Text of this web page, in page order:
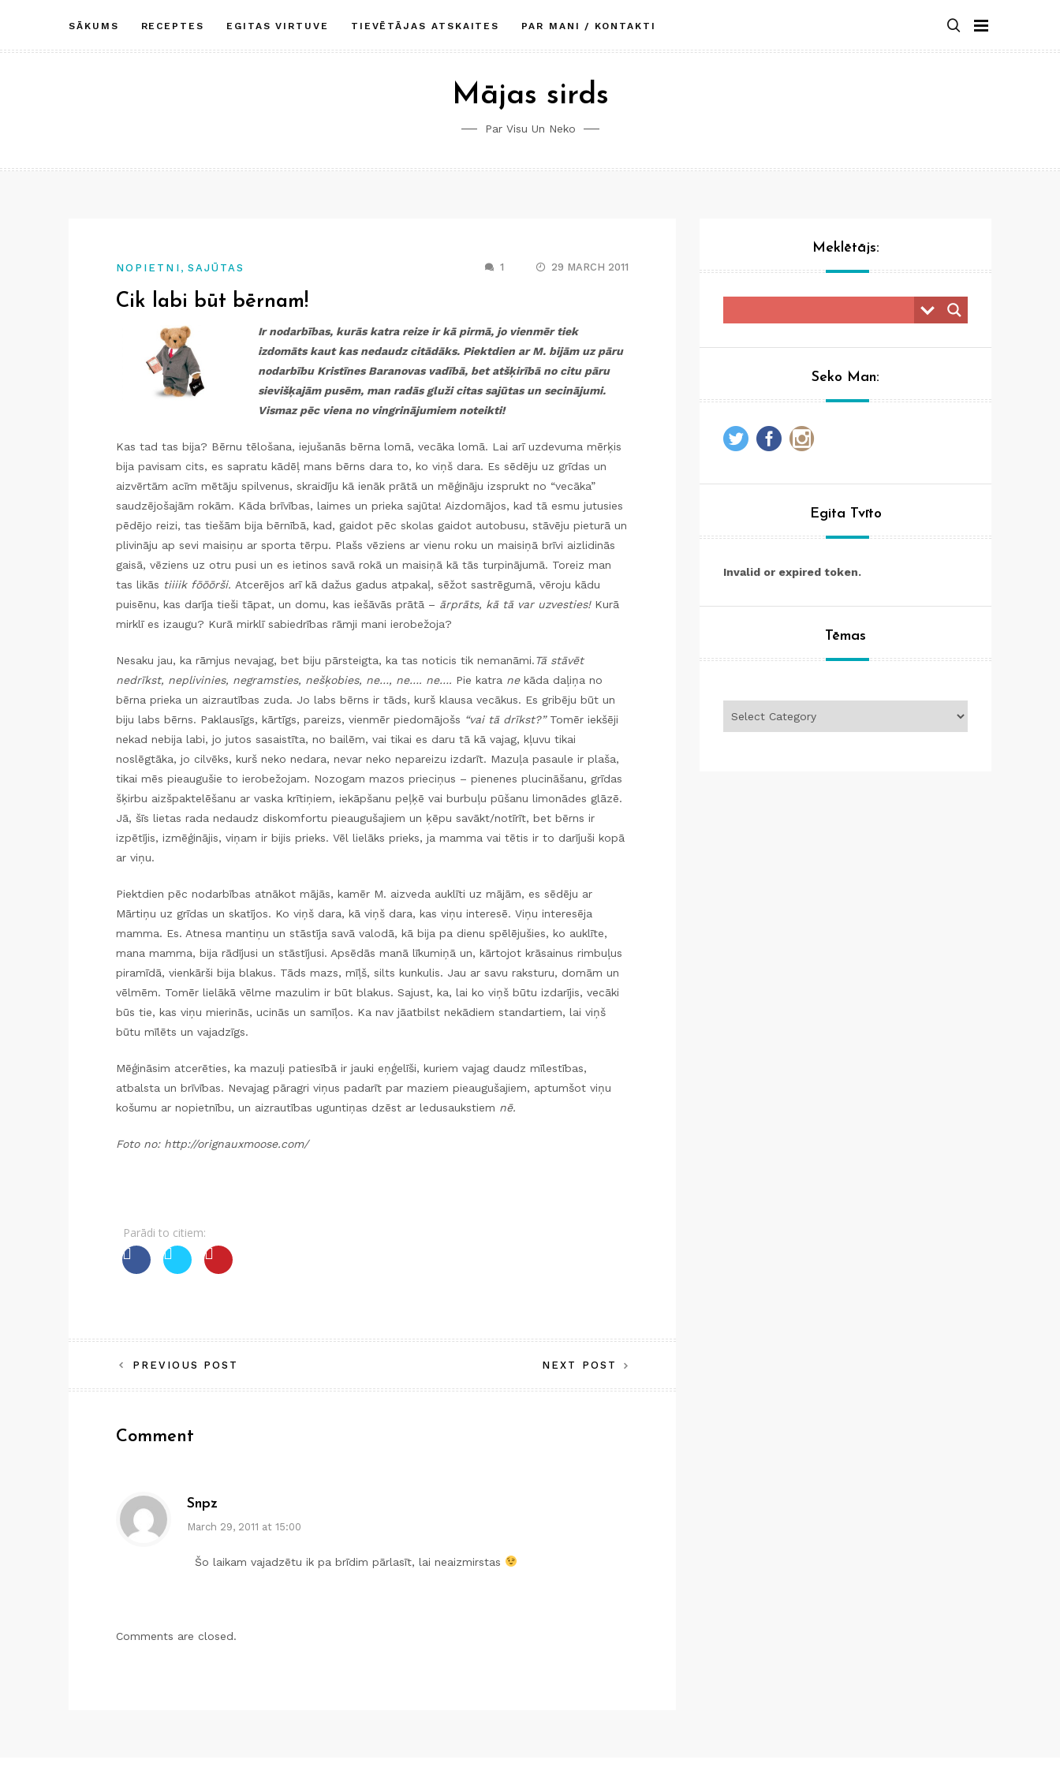
content
SĀKUMS RECEPTES EGITAS VIRTUVE TIEVĒTĀJAS ATSKAITES PAR MANI / KONTAKTI
Mājas sirds
Par Visu Un Neko
NOPIETNI , SAJŪTAS 1 29 MARCH 2011
Cik labi būt bērnam!
Ir nodarbības, kurās katra reize ir kā pirmā, jo vienmēr tiek
izdomāts kaut kas nedaudz citādāks. Piektdien ar M. bijām uz pāru
nodarbību Kristīnes Baranovas vadībā, bet atšķirībā no citu pāru
sievišķajām pusēm, man radās gluži citas sajūtas un secinājumi.
Vismaz pēc viena no vingrinājumiem noteikti!
Kas tad tas bija? Bērnu tēlošana, iejušanās bērna lomā, vecāka lomā. Lai arī uzdevuma mērķis
bija pavisam cits, es sapratu kādēļ mans bērns dara to, ko viņš dara. Es sēdēju uz grīdas un
aizvērtām acīm mētāju spilvenus, skraidīju kā ienāk prātā un mēģināju izsprukt no “vecāka”
saudzējošajām rokām. Kāda brīvības, laimes un prieka sajūta! Aizdomājos, kad tā esmu jutusies
pēdējo reizi, tas tiešām bija bērnībā, kad, gaidot pēc skolas gaidot autobusu, stāvēju pieturā un
plivināju ap sevi maisiņu ar sporta tērpu. Plašs vēziens ar vienu roku un maisiņā brīvi aizlidinās
gaisā, vēziens uz otru pusi un es ietinos savā rokā un maisiņā kā tās turpinājumā. Toreiz man
tas likās tiiiik fōōōrši. Atcerējos arī kā dažus gadus atpakaļ, sēžot sastrēgumā, vēroju kādu
puisēnu, kas darīja tieši tāpat, un domu, kas iešāvās prātā – ārprāts, kā tā var uzvesties! Kurā
mirklī es izaugu? Kurā mirklī sabiedrības rāmji mani ierobežoja?
Nesaku jau, ka rāmjus nevajag, bet biju pārsteigta, ka tas noticis tik nemanāmi.Tā stāvēt
nedrīkst, neplivinies, negramsties, nešķobies, ne…, ne…. ne…. Pie katra nekāda daļiņa no
bērna prieka un aizrautības zuda. Jo labs bērns ir tāds, kurš klausa vecākus. Es gribēju būt un
biju labs bērns. Paklausīgs, kārtīgs, pareizs, vienmēr piedomājošs “vai tā drīkst?”Tomēr iekšēji
nekad nebija labi, jo jutos sasaistīta, no bailēm, vai tikai es daru tā kā vajag, kļuvu tikai
noslēgtāka, jo cilvēks, kurš neko nedara, nevar neko nepareizu izdarīt. Mazuļa pasaule ir plaša,
tikai mēs pieaugušie to ierobežojam. Nozogam mazos prieciņus – pienenes plucināšanu, grīdas
šķirbu aizšpaktelēšanu ar vaska krītiņiem, iekāpšanu peļķē vai burbuļu pūšanu limonādes glāzē.
Jā, šīs lietas rada nedaudz diskomfortu pieaugušajiem un ķēpu savākt/notīrīt, bet bērns ir
izpētījis, izmēģinājis, viņam ir bijis prieks. Vēl lielāks prieks, ja mamma vai tētis ir to darījuši kopā
ar viņu.
Piektdien pēc nodarbības atnākot mājās, kamēr M. aizveda auklīti uz mājām, es sēdēju ar
Mārtiņu uz grīdas un skatījos. Ko viņš dara, kā viņš dara, kas viņu interesē. Viņu interesēja
mamma. Es. Atnesa mantiņu un stāstīja savā valodā, kā bija pa dienu spēlējušies, ko auklīte,
mana mamma, bija rādījusi un stāstījusi. Apsēdās manā līkumiņā un, kārtojot krāsainus rimbuļus
piramīdā, vienkārši bija blakus. Tāds mazs, mīļš, silts kunkulis. Jau ar savu raksturu, domām un
vēlmēm. Tomēr lielākā vēlme mazulim ir būt blakus. Sajust, ka, lai ko viņš būtu izdarījis, vecāki
būs tie, kas viņu mierinās, ucinās un samīļos. Ka nav jāatbilst nekādiem standartiem, lai viņš
būtu mīlēts un vajadzīgs.
Mēģināsim atcerēties, ka mazuļi patiesībā ir jauki eņģelīši, kuriem vajag daudz mīlestības,
atbalsta un brīvības. Nevajag pāragri viņus padarīt par maziem pieaugušajiem, aptumšot viņu
košumu ar nopietnību, un aizrautības uguntiņas dzēst ar ledusaukstiem nē.
Foto no: http://orignauxmoose.com/
Parādi to citiem:
Post
navigation
PREVIOUS POST NEXT POST
Comment
Snpz
March 29, 2011 at 15:00
Šo laikam vajadzētu ik pa brīdim pārlasīt, lai neaizmirstas
Comments are closed.
Meklētājs:
Seko Man:
Egita Tvīto
Invalid or expired token.
Tēmas